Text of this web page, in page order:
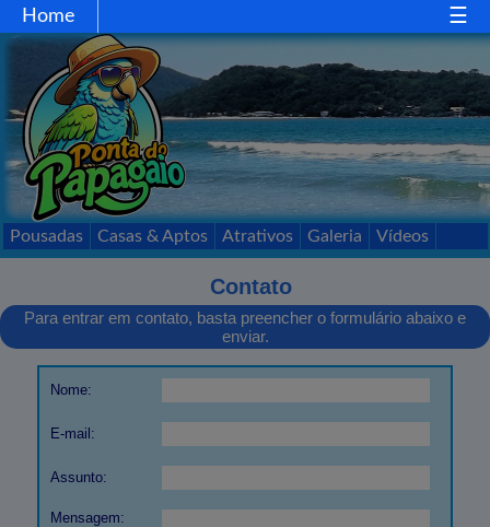
Home
Home Gastronomia Acessos
Pousadas Casas & Aptos Atrativos Galeria
Vídeos
Contato
Para entrar em contato, basta preencher o formulário abaixo e
enviar.
Nome:
E-mail:
Assunto:
Mensagem: